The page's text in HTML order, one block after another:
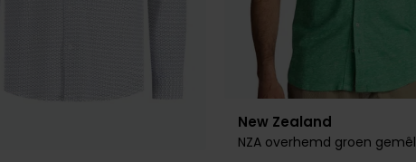
New Zealand
NZA overhemd groen